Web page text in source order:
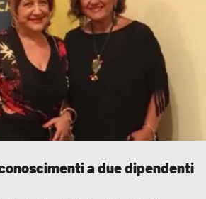
a due dipendenti